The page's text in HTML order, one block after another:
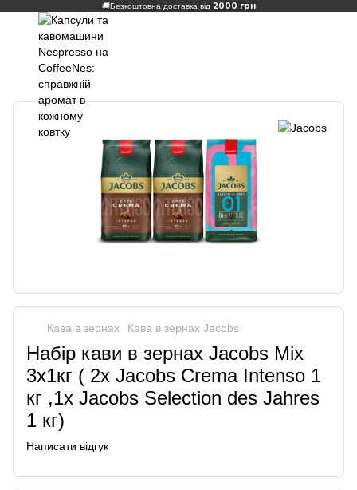
🚚Безкоштовна доставка від 2000 грн
Кава в зернах Кава в зернах Jacobs
Набір кави в зернах Jacobs Mix
3х1кг ( 2x Jacobs Crema Intenso 1
кг ,1x Jacobs Selection des Jahres
1 кг)
Написати відгук